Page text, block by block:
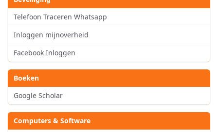
Telefoon Traceren Whatsapp
Inloggen mijnoverheid
Facebook Inloggen
Boeken
Google Scholar
Computers & Software